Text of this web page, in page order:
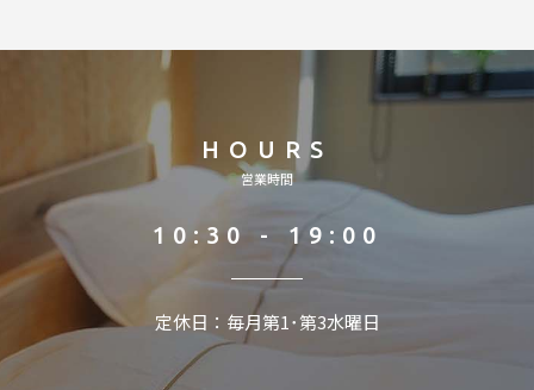
HOURS
営業時間
10:30 - 19:00
定休日：毎月第1･第3水曜日